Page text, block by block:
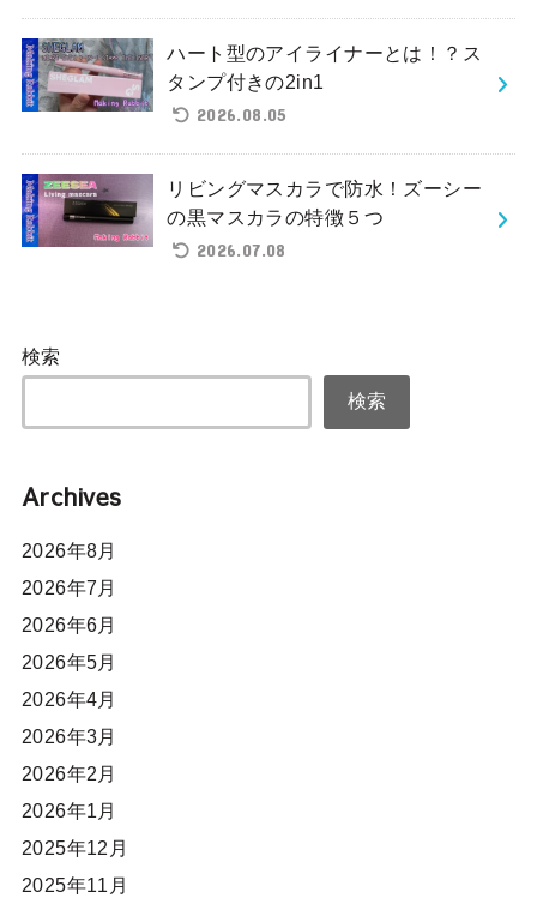
ハート型のアイライナーとは！？ス
タンプ付きの2in1
2026.08.05
リビングマスカラで防水！ズーシー
の黒マスカラの特徴５つ
2026.07.08
検索
検索
Archives
2026年8月
2026年7月
2026年6月
2026年5月
2026年4月
2026年3月
2026年2月
2026年1月
2025年12月
2025年11月